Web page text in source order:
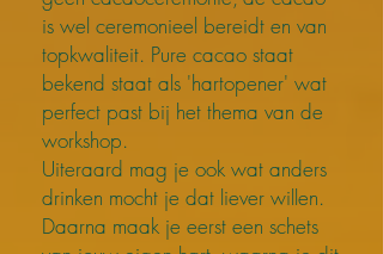
is wel ceremonieel bereidt en van
topkwaliteit. Pure cacao staat
bekend staat als 'hartopener' wat
perfect past bij het thema van de
workshop.
Uiteraard mag je ook wat anders
drinken mocht je dat liever willen.
Daarna maak je eerst een schets